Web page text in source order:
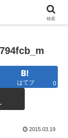
ていく！。
はてブ 0
2015.03.19
検索